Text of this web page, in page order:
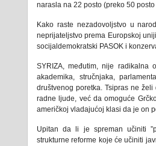
narasla na 22 posto (preko 50
Kako raste nezadovoljstvo u
neprijateljstvo prema Europskoj
socijaldemokratski PASOK i
SYRIZA, međutim, nije radikalna
akademika, stručnjaka,
društvenog poretka. Tsipras ne
radne ljude, već da omoguće
američkoj vladajućoj klasi da je on
Upitan da li je spreman učiniti
strukturne reforme koje će učiniti